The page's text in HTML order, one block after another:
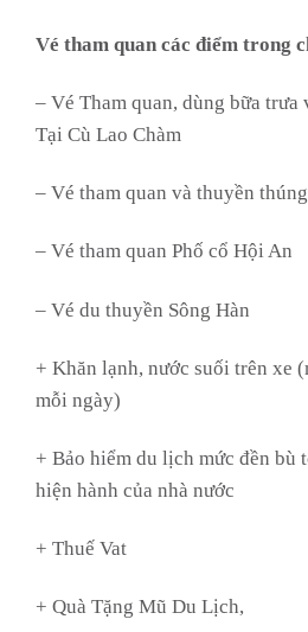
Vé tham quan các điểm trong
– Vé Tham quan, dùng bữa trưa
Tại Cù Lao Chàm
– Vé tham quan và thuyền
– Vé tham quan Phố cổ Hội An
– Vé du thuyền Sông Hàn
+ Khăn lạnh, nước suối trên xe
mỗi ngày)
+ Bảo hiểm du lịch mức đền bù
hiện hành của nhà nước
+ Thuế Vat
+ Quà Tặng Mũ Du Lịch,